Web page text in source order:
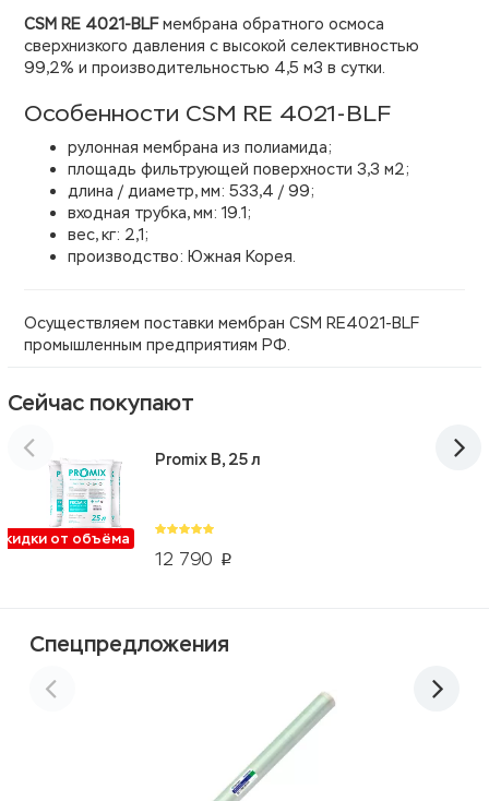
CSM RE 4021-BLFмембрана обратного осмоса
сверхнизкого давления с высокой селективностью
99,2% и производительностью 4,5 м3 в сутки.
Особенности CSM RE 4021-BLF
рулонная мембрана из полиамида;
площадь фильтрующей поверхности 3,3 м2;
длина / диаметр, мм: 533,4 / 99;
входная трубка, мм: 19.1;
вес, кг: 2,1;
производство: Южная Корея.
Осуществляем поставки мембран CSM RE4021-BLF
промышленным предприятиям РФ.
Сейчас покупают
от объёма
12 790 p
Promix B, 25 л
Спецпредложения